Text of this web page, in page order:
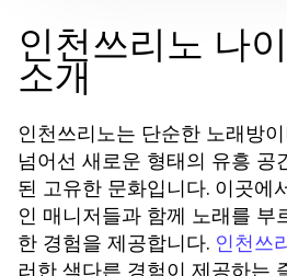
인천쓰리노 나
소개
인천쓰리노는 단순한 노래방
넘어선 새로운 형태의 유흥 공
된 고유한 문화입니다. 이곳에
인 매니저들과 함께 노래를 부
한 경험을 제공합니다. 인천쓰
러한 색다른 경험이 제공하는